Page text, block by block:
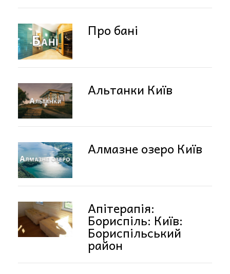
Про бані
Альтанки Київ
Алмазне озеро Київ
Апітерапія:
Бориспіль: Київ:
Бориспільський
район